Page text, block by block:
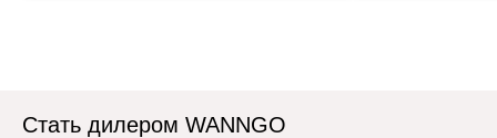
Стать дилером WANNGO